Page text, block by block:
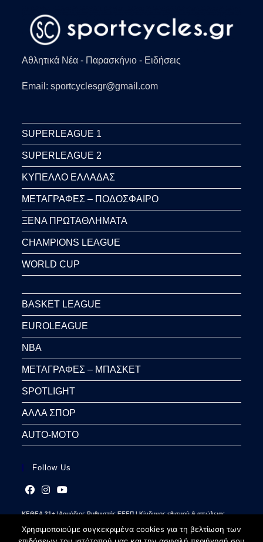
Αθλητικά Νέα - Παρασκήνιο - Ειδήσεις
Email: sportcyclesgr@gmail.com
SUPERLEAGUE 1
SUPERLEAGUE 2
ΚΥΠΕΛΛΟ ΕΛΛΑΔΑΣ
ΜΕΤΑΓΡΑΦΕΣ – ΠΟΔΟΣΦΑΙΡΟ
ΞΕΝΑ ΠΡΩΤΑΘΛΗΜΑΤΑ
CHAMPIONS LEAGUE
WORLD CUP
BASKET LEAGUE
EUROLEAGUE
NBA
ΜΕΤΑΓΡΑΦΕΣ – ΜΠΑΣΚΕΤ
SPOTLIGHT
ΑΛΛΑ ΣΠΟΡ
AUTO-MOTO
Follow Us
in
a
new
in
a
new
in
a
new
ΚΕΘΕΑ 21+ |Αρμόδιος Ρυθμιστής ΕΕΕΠ | Κίνδυνος εθισμού & απώλειας
Χρησιμοποιούμε συγκεκριμένα cookies για τη βελτίωση των